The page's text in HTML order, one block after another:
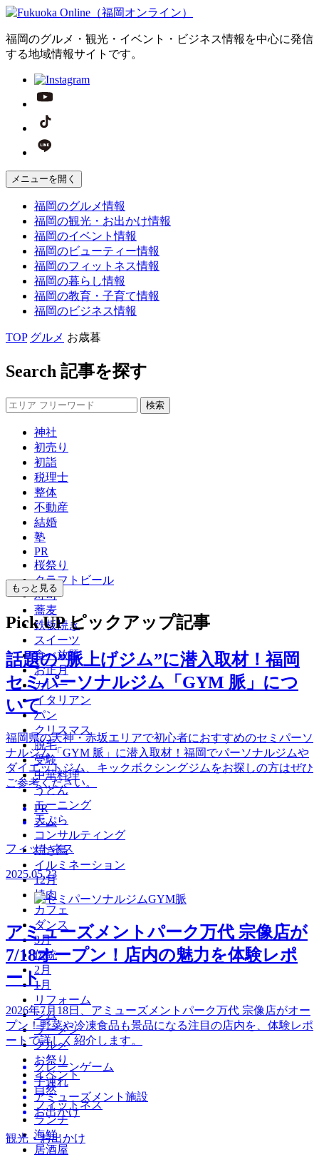
福岡のグルメ・観光・イベント・ビジネス情報を中心に発信
する地域情報サイトです。
メニューを開く
福岡のグルメ情報
福岡の観光・お出かけ情報
福岡のイベント情報
福岡のビューティー情報
福岡のフィットネス情報
福岡の暮らし情報
福岡の教育・子育て情報
福岡のビジネス情報
TOP グルメ お歳暮
Search 記事を探す
神社
初売り
初詣
税理士
整体
不動産
結婚
塾
PR
桜祭り
クラフトビール
寿司
蕎麦
鉄板焼き
スイーツ
食べ放題
お正月
カレー
イタリアン
パン
クリスマス
脱毛
受験
中華料理
うどん
モーニング
天ぷら
コンサルティング
焼き鳥
イルミネーション
12月
焼肉
カフェ
ダンス
3月
伝統
2月
1月
リフォーム
ジム
ラーメン
グルメ
お祭り
イベント
自然
フィットネス
ランチ
海鮮
居酒屋
もっと見る
Pick UP ピックアップ記事
話題の”脈上げジム”に潜入取材！福岡
セミパーソナルジム「GYM 脈」につ
いて
福岡県の天神・赤坂エリアで初心者におすすめのセミパーソ
ナルジム「GYM 脈」に潜入取材！福岡でパーソナルジムや
ダイエットジム、キックボクシングジムをお探しの方はぜひ
ご参考ください。
PR
ジム
フィットネス
2025.05.23
アミューズメントパーク万代 宗像店が
7/18オープン！店内の魅力を体験レポ
ート
2026年7月18日、アミューズメントパーク万代 宗像店がオー
プン！野菜や冷凍食品も景品になる注目の店内を、体験レポ
ートで詳しく紹介します。
クレーンゲーム
子連れ
アミューズメント施設
お出かけ
観光・お出かけ